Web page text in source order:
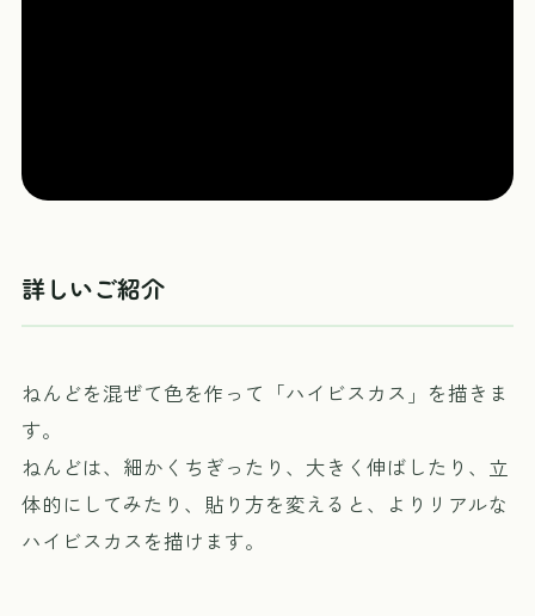
詳しいご紹介
ねんどを混ぜて色を作って「ハイビスカス」を描きま
す。
ねんどは、細かくちぎったり、大きく伸ばしたり、立
体的にしてみたり、貼り方を変えると、よりリアルな
ハイビスカスを描けます。